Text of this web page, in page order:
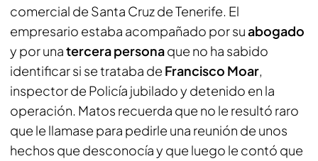
comercial de Santa Cruz de Tenerife. El
empresario estaba acompañado por suabogado
y por unatercera personaque no ha sabido
identificar si se trataba de Francisco Moar,
inspector de Policía jubilado y detenido en la
operación. Matos recuerda que no le resultó raro
que le llamase para pedirle una reunión de unos
hechos que desconocía y que luego le contó que